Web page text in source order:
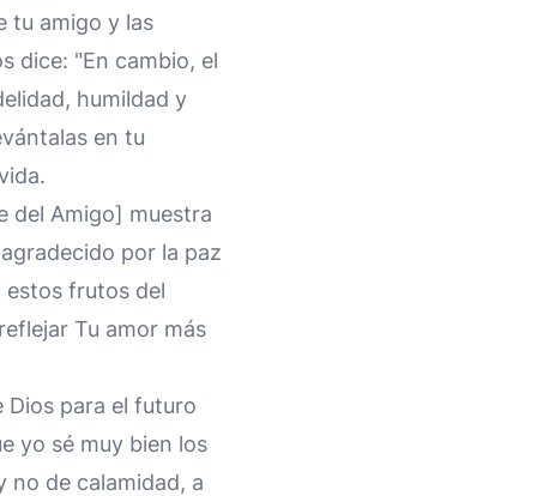
tu amigo y las
dice: "En cambio, el
humildad y
en tu
del Amigo] muestra
por la paz
estos frutos del
Tu amor más
Dios para el futuro
yo sé muy bien los
de calamidad, a